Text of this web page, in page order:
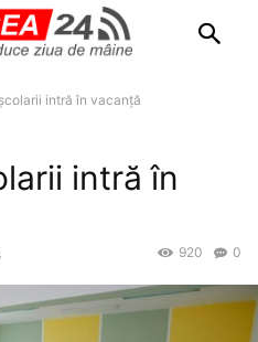
intră în vacanță
intră în
0
920